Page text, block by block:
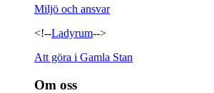
Miljö och ansvar
<!--Ladyrum-->
Att göra i Gamla Stan
Om oss